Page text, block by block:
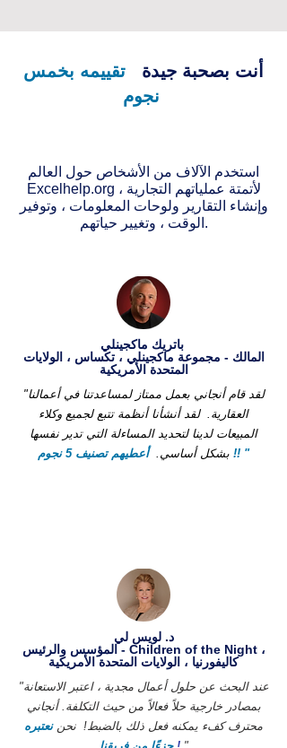
أنت بصحبة جيدة
تقييمه بخمس
نجوم
استخدم الآلاف من الأشخاص حول العالم
Excelhelp.org لأتمتة عملياتهم التجارية ،
وإنشاء التقارير ولوحات المعلومات ، وتوفير
الوقت ، وتغيير حياتهم.
باتريك ماكجينلي
المالك - مجموعة ماكجينلي ، تكساس ، الولايات
المتحدة الأمريكية
"لقد قام أنجاني بعمل ممتاز لمساعدتنا في أعمالنا
العقارية. لقد أنشأنا أنظمة تتبع لجميع وكلاء
المبيعات لدينا لتحديد المساءلة التي تدير نفسها
بشكل أساسي. أعطيهم تصنيف 5 نجوم !! "
د. لويس لي
المؤسس والرئيس - Children of the Night ،
كاليفورنيا ، الولايات المتحدة الأمريكية
"عند البحث عن حلول أعمال مجدية ، اعتبر الاستعانة
بمصادر خارجية حلاً فعالاً من حيث التكلفة. أنجاني
محترف كفء يمكنه فعل ذلك بالضبط! نحن نعتبره